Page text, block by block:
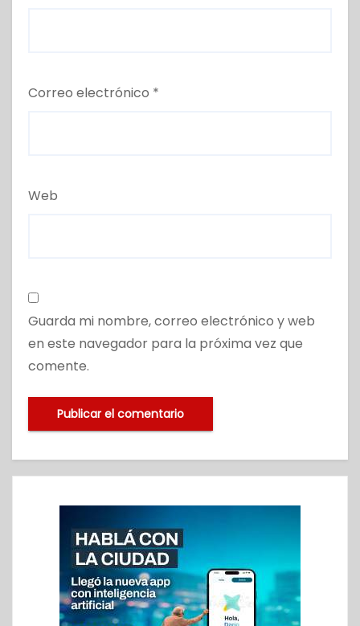
Correo electrónico *
Web
Guarda mi nombre, correo electrónico y web
en este navegador para la próxima vez que
comente.